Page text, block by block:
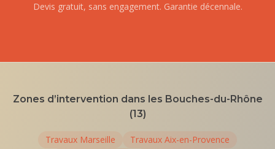
Devis gratuit, sans engagement. Garantie décennale.
Zones d’intervention dans les Bouches-du-Rhône
(13)
Travaux Marseille Travaux Aix-en-Provence